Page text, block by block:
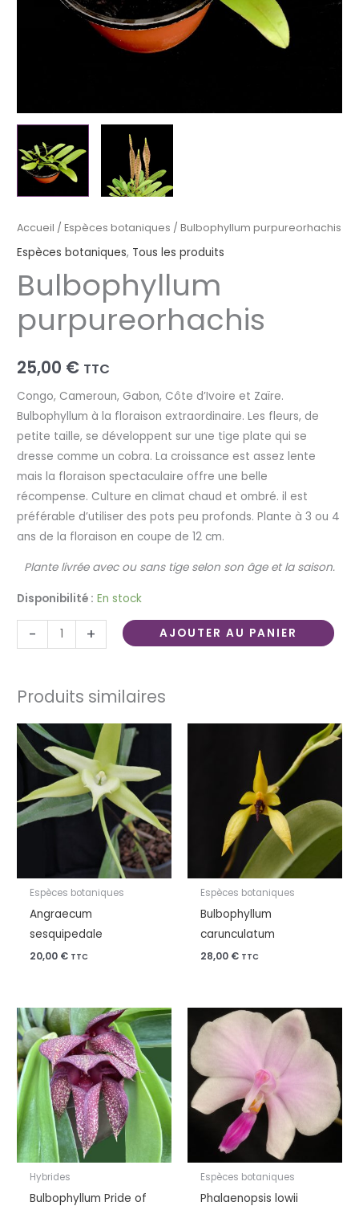
Accueil /Espèces botaniques / Bulbophyllum purpureorhachis
Espèces botaniques, Tous les produits
Bulbophyllum
purpureorhachis
25,00 € TTC
Congo, Cameroun, Gabon, Côte d’Ivoire et Zaïre.
Bulbophyllum à la floraison extraordinaire. Les fleurs, de
petite taille, se développent sur une tige plate qui se
dresse comme un cobra. La croissance est assez lente
mais la floraison spectaculaire offre une belle
récompense. Culture en climat chaud et ombré. il est
préférable d’utiliser des pots peu profonds. Plante à 3 ou 4
ans de la floraison en coupe de 12 cm.
Plante livrée avec ou sans tige selon son âge et la saison.
Disponibilité : En stock
- + AJOUTER AU PANIER
Produits similaires
Espèces botaniques
Angraecum
sesquipedale
20,00 € TTC
Espèces botaniques
Bulbophyllum
carunculatum
28,00 € TTC
Hybrides
Bulbophyllum Pride of
Espèces botaniques
Phalaenopsis lowii